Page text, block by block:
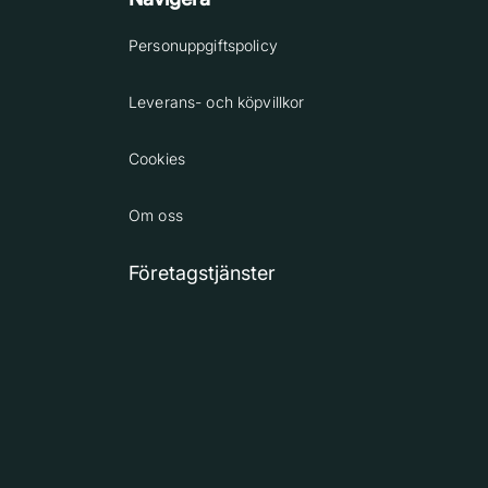
Personuppgiftspolicy
Leverans- och köpvillkor
Cookies
Om oss
Företagstjänster